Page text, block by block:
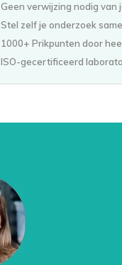
Geen verwijzing nodig van
Stel zelf je onderzoek
1000+ Prikpunten door
ISO-gecertificeerd